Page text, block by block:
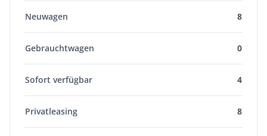
Neuwagen 8
Gebrauchtwagen 0
Sofort verfügbar 4
Privatleasing 8